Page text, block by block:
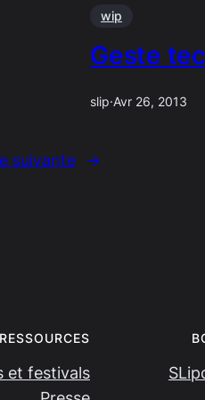
wip
Geste
slip·Avr 26, 2013
suivante →
RESSOURCES
et festivals